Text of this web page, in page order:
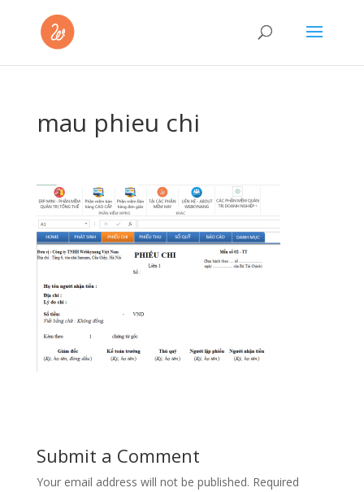
mau phieu chi
Submit a Comment
Your email address will not be published. Required